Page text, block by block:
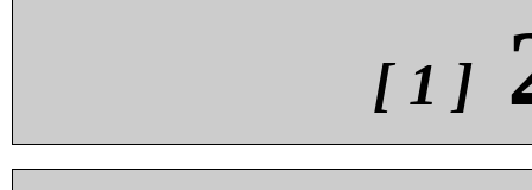
[ 1 ]